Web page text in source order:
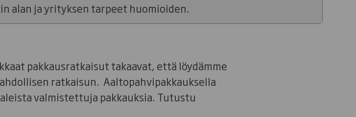
alan ja yrityksen tarpeet huomioiden.
pakkausratkaisut takaavat, että löydämme
ratkaisun. Aaltopahvipakkauksella
valmistettuja pakkauksia. Tutustu